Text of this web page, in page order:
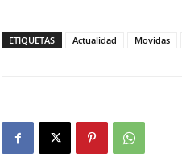
ETIQUETAS Actualidad Movidas